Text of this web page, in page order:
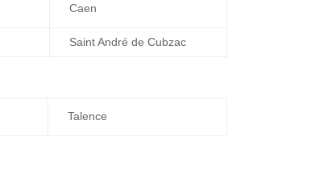
Caen
Saint André de Cubzac
Talence